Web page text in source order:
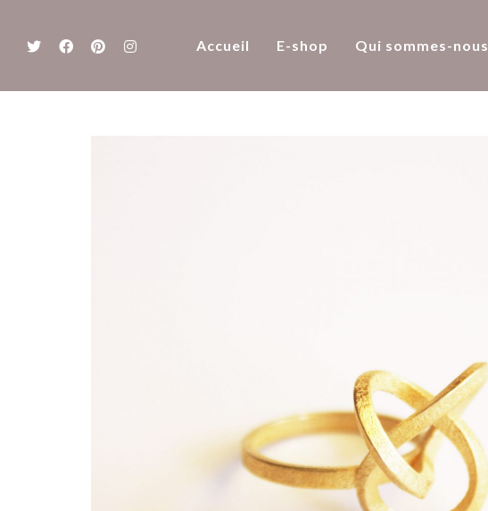
Accueil E-shop Qui sommes-nous